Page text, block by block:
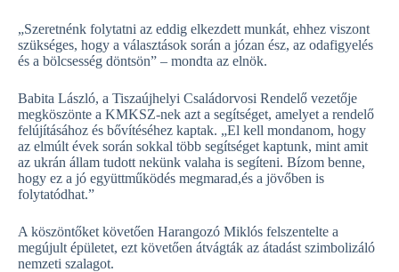
„Szeretnénk folytatni az eddig elkezdett munkát, ehhez viszont
szükséges, hogy a választások során a józan ész, az odafigyelés
és a bölcsesség döntsön” – mondta az elnök.
Babita László, a Tiszaújhelyi Családorvosi Rendelő vezetője
megköszönte a KMKSZ-nek azt a segítséget, amelyet a rendelő
felújításához és bővítéséhez kaptak. „El kell mondanom, hogy
az elmúlt évek során sokkal több segítséget kaptunk, mint amit
az ukrán állam tudott nekünk valaha is segíteni. Bízom benne,
hogy ez a jó együttműködés megmarad,és a jövőben is
folytatódhat.”
A köszöntőket követően Harangozó Miklós felszentelte a
megújult épületet, ezt követően átvágták az átadást szimbolizáló
nemzeti szalagot.